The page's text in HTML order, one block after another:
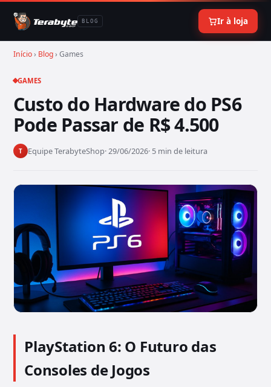
BLOG Ir à loja
Início› Blog› Games
GAMES
Custo do Hardware do PS6
Pode Passar de R$ 4.500
T Equipe TerabyteShop· 29/06/2026· 5 min de leitura
PlayStation 6: O Futuro das
Consoles de Jogos